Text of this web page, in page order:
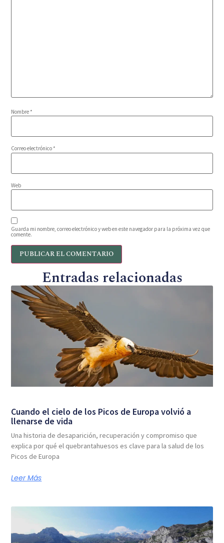
Nombre*
Correo electrónico*
Web
Guarda mi nombre, correo electrónico y web en este navegador para la próxima vez que
comente.
Entradas relacionadas
Cuando el cielo de los Picos de Europa volvió a
llenarse de vida
Una historia de desaparición, recuperación y compromiso que
explica por qué el quebrantahuesos es clave para la salud de los
Picos de Europa
Leer Más